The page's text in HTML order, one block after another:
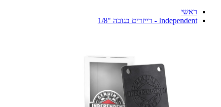
ראשי
Independent - רייזרים בגובה "1/8